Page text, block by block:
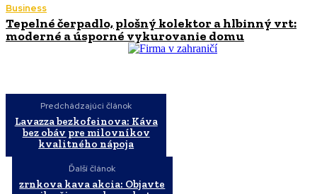
Business
Tepelné čerpadlo, plošný kolektor a hlbinný vrt:
moderné a úsporné vykurovanie domu
Predchádzajúci článok
Lavazza bezkofeinova: Káva
bez obáv pre milovníkov
kvalitného nápoja
Ďalší článok
zrnkova kava akcia: Objavte